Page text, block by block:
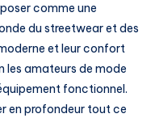
comme une
du streetwear et des
et leur confort
les amateurs de mode
fonctionnel.
en profondeur tout ce